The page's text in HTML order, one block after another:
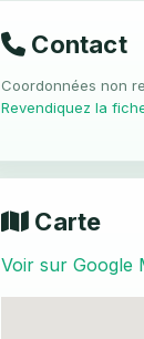
Contact
Coordonnées non
Revendiquez la
Carte
Voir sur Google